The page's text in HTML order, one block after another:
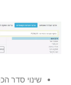
שינוי סדר